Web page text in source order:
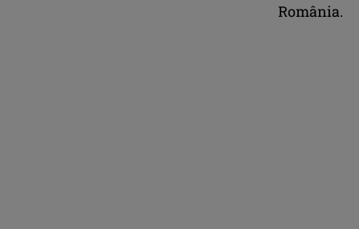
România.